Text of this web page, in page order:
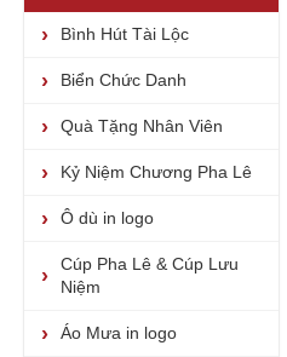
Bình Hút Tài Lộc
Biển Chức Danh
Quà Tặng Nhân Viên
Kỷ Niệm Chương Pha Lê
Ô dù in logo
Cúp Pha Lê & Cúp Lưu
Niệm
Áo Mưa in logo